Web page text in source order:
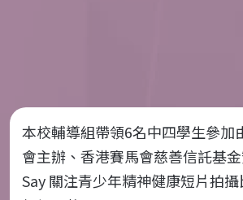
本校輔導組帶領6名中四學生參加
會主辦、香港賽馬會慈善信託基
Say關注青少年精神健康短片拍